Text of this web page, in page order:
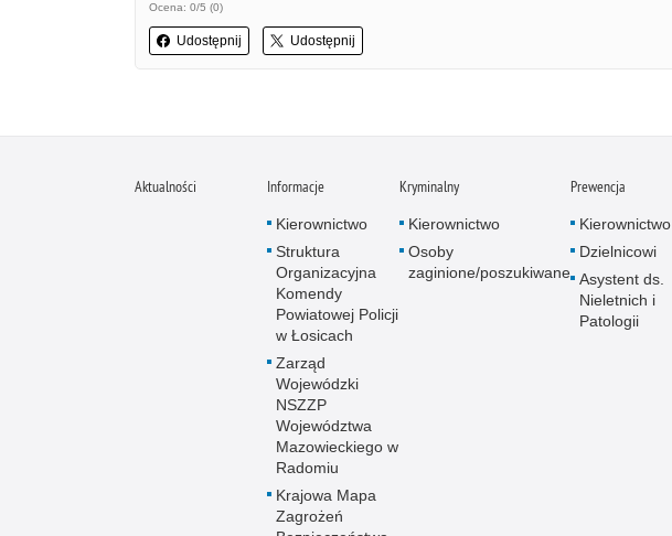
Ocena: 0/5 (0)
Udostępnij Udostępnij
Aktualności Informacje
Kierownictwo
Struktura
Organizacyjna
Komendy
Powiatowej Policji
w Łosicach
Zarząd
Wojewódzki
NSZZP
Województwa
Mazowieckiego w
Radomiu
Krajowa Mapa
Zagrożeń
Kryminalny
Kierownictwo
Osoby
zaginione/poszukiwane
Prewencja
Kierownictwo
Dzielnicowi
Asystent ds.
Nieletnich i
Patologii